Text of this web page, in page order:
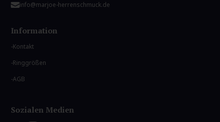
info@marjoe-herrenschmuck.de
Information
Kontakt
Ringgrößen
AGB
Sozialen Medien